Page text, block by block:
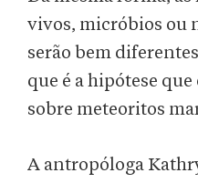
vivos, micróbios ou
serão bem
que é a hipótese
sobre meteoritos
A antropóloga